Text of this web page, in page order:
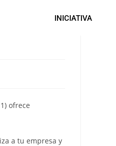
INICIATIVA
ofrece
a tu empresa y